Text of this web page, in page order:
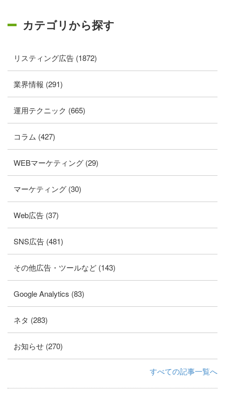
カテゴリから探す
リスティング広告 (1872)
業界情報 (291)
運用テクニック (665)
コラム (427)
WEBマーケティング (29)
マーケティング (30)
Web広告 (37)
SNS広告 (481)
その他広告・ツールなど (143)
Google Analytics (83)
ネタ (283)
お知らせ (270)
すべての記事一覧へ